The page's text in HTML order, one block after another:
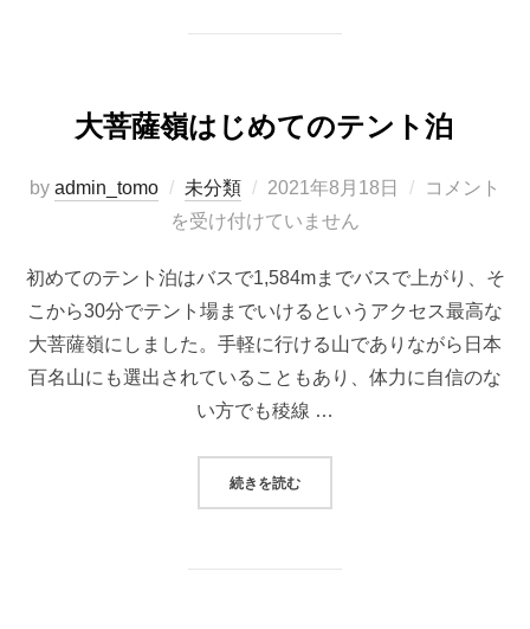
大菩薩嶺はじめてのテント泊
by admin_tomo 未分類
投
稿
2021年8月18日
コメント
を受け付けていません
初めてのテント泊はバスで1,584mまでバスで上がり、そ
こから30分でテント場までいけるというアクセス最高な
大菩薩嶺にしました。手軽に行ける山でありながら日本
百名山にも選出されていることもあり、体力に自信のな
い方でも稜線 …
続きを読む“大菩薩嶺はじめてのテント泊”